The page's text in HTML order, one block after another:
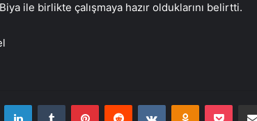
ile birlikte çalışmaya hazır olduklarını belirtti.
LinkedInTumblr PinterestReddit VKontakteOdnoklassniki
Pocket